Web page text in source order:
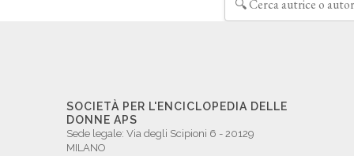
SOCIETÀ PER L'ENCICLOPEDIA DELLE
DONNE APS
Sede legale: Via degli Scipioni 6 - 20129
MILANO